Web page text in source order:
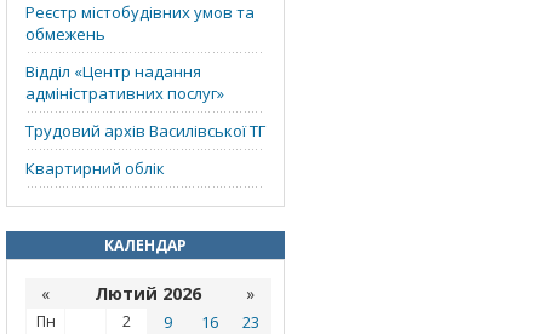
Реєстр містобудівних умов та
обмежень
Відділ «‎Центр надання
адміністративних послуг»
Трудовий архів Василівської ТГ
Квартирний облік
КАЛЕНДАР
« Лютий 2026 »
Пн 2 9 16 23